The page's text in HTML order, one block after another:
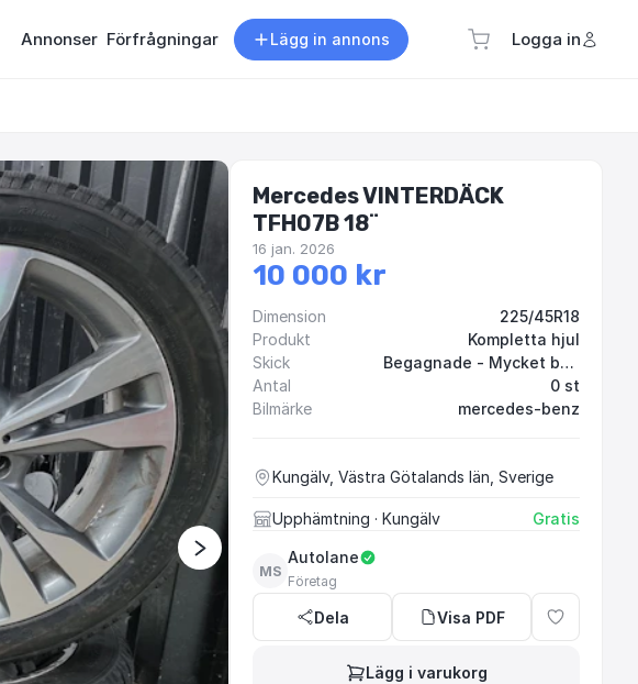
Annonser Förfrågningar Lägg in annons Logga in
Mercedes VINTERDÄCK
TFH07B 18¨
16 jan. 2026
10 000 kr
Dimension
225/45R18
Produkt
Kompletta hjul
Skick
Begagnade - Mycket bra skick
Antal
0 st
Bilmärke
mercedes-benz
Kungälv, Västra Götalands län, Sverige
Upphämtning · Kungälv Gratis
MS
Autolane
Företag
Dela Visa PDF
Lägg i varukorg